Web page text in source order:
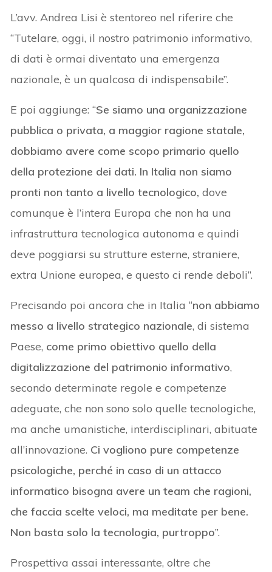
L’avv. Andrea Lisi è stentoreo nel riferire che
“Tutelare, oggi, il nostro patrimonio informativo,
di dati è ormai diventato una emergenza
nazionale, è un qualcosa di indispensabile”.
E poi aggiunge: “Se siamo una organizzazione
pubblica o privata, a maggior ragione statale,
dobbiamo avere come scopo primario quello
della protezione dei dati. In Italia non siamo
pronti non tanto a livello tecnologico, dove
comunque è l’intera Europa che non ha una
infrastruttura tecnologica autonoma e quindi
deve poggiarsi su strutture esterne, straniere,
extra Unione europea, e questo ci rende deboli”.
Precisando poi ancora che in Italia “non abbiamo
messo a livello strategico nazionale, di sistema
Paese, come primo obiettivo quello della
digitalizzazione del patrimonio informativo,
secondo determinate regole e competenze
adeguate, che non sono solo quelle tecnologiche,
ma anche umanistiche, interdisciplinari, abituate
all’innovazione. Ci vogliono pure competenze
psicologiche, perché in caso di un attacco
informatico bisogna avere un team che ragioni,
che faccia scelte veloci, ma meditate per bene.
Non basta solo la tecnologia, purtroppo”.
Prospettiva assai interessante, oltre che